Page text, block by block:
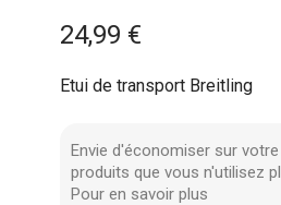
24,99 €
Etui de transport Breitling
Envie d'économiser sur
produits que vous n'utilisez
Pour en savoir plus